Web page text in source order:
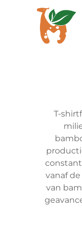
T-
vanaf
van